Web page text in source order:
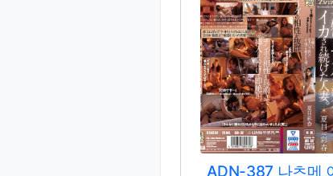
ADN-387 나츠메